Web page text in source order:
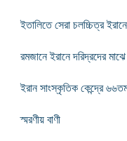
ইতালিতে সেরা চলচ্চিত্র
রমজানে ইরানে দরিদ্রদের
ইরান সাংস্কৃতিক কেন্দ্রে
স্মরণীয় বাণী